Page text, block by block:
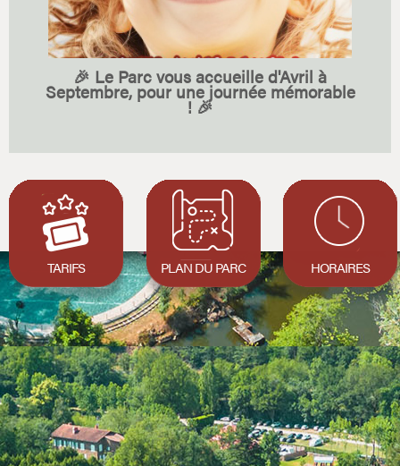
🎉 Le Parc vous accueille d'Avril à
Septembre, pour une journée mémorable
!🎉
TARIFS PLAN DU PARC HORAIRES